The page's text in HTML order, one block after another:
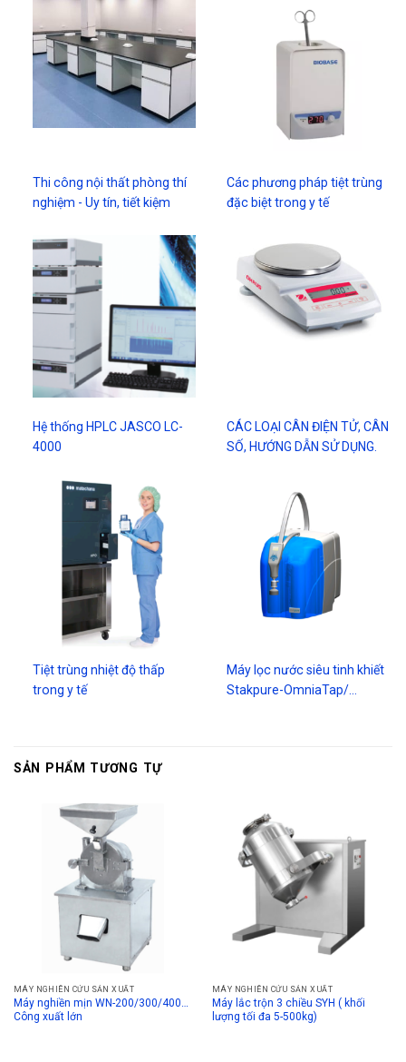
Thi công nội thất phòng thí
nghiệm - Uy tín, tiết kiệm
Các phương pháp tiệt trùng
đặc biệt trong y tế
Hệ thống HPLC JASCO LC-
4000
CÁC LOẠI CÂN ĐIỆN TỬ, CÂN
SỐ, HƯỚNG DẪN SỬ DỤNG.
Tiệt trùng nhiệt độ thấp
trong y tế
Máy lọc nước siêu tinh khiết
Stakpure-OmniaTap/…
SẢN PHẨM TƯƠNG TỰ
MÁY NGHIÊN CỨU SẢN XUẤT
Máy nghiền mịn WN-200/300/400…
Công xuất lớn
MÁY NGHIÊN CỨU SẢN XUẤT
Máy lắc trộn 3 chiều SYH ( khối
lượng tối đa 5-500kg)